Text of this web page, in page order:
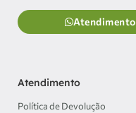
Atendimento
Atendimento
Política de Devolução